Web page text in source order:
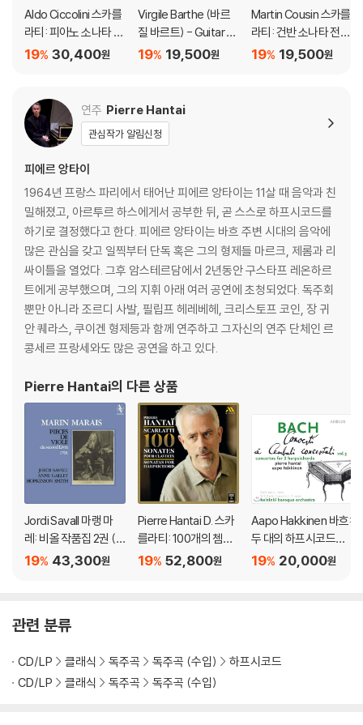
Aldo Ciccolini 스카를
라티: 피아노 소나타 (S
carlatti: Piano Sonat
30,400원
19%
Virgile Barthe (바르
질 바르트) - Guitar R
ecital (기타 리사이틀)
19,500원
19%
Martin Cousin 스카를
라티: 건반 소나타 전곡
31집 (Scarlatti: Com
19,500원
19%
연주 Pierre Hantai
관심작가 알림신청
피에르 앙타이
1964년 프랑스 파리에서 태어난 피에르 앙타이는 11살 때 음악과 친
밀해졌고, 아르투르 하스에게서 공부한 뒤, 곧 스스로 하프시코드를
하기로 결정했다고 한다. 피에르 앙타이는 바흐 주변 시대의 음악에
많은 관심을 갖고 일찍부터 단독 혹은 그의 형제들 마르크, 제롬과 리
싸이틀을 열었다. 그후 암스테르담에서 2년동안 구스타프 레온하르
트에게 공부했으며, 그의 지휘 아래 여러 공연에 초청되었다. 독주회
뿐만 아니라 조르디 사발, 필립프 헤레베헤, 크리스토프 코인, 장 귀
안 퀘라스, 쿠이겐 형제등과 함께 연주하고 그자신의 연주 단체인 르
콩세르 프랑세와도 많은 공연을 하고 있다.
Pierre Hantai의 다른 상품
Jordi Savall 마랭 마
레: 비올 작품집 2권 (M
arais: Pieces De Viol
43,300원
19%
Pierre Hantai D. 스카
를라티: 100개의 쳄발
로를 위한 소나타 (D. S
52,800원
19%
Aapo Hakkinen 바흐:
두 대의 하프시코드를
위한 협주곡 3집 - BW
20,000원
19%
관련 분류
CD/LP 클래식 독주곡 독주곡 (수입)
하프시코드
CD/LP
클래식 독주곡 독주곡 (수입)